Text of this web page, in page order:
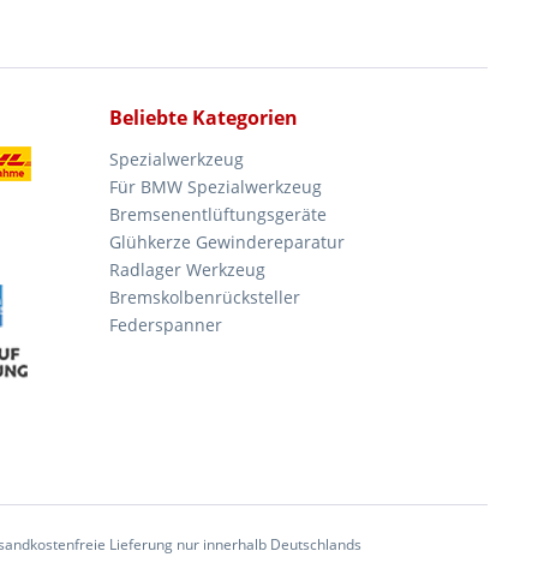
Beliebte Kategorien
Spezialwerkzeug
Für BMW Spezialwerkzeug
Bremsenentlüftungsgeräte
Glühkerze Gewindereparatur
Radlager Werkzeug
Bremskolbenrücksteller
Federspanner
Lieferung nur innerhalb Deutschlands